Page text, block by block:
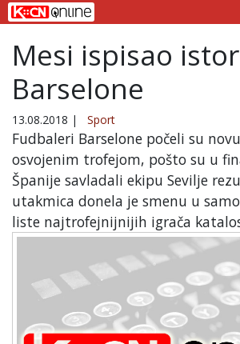
Mesi ispisao
Barselone
13.08.2018 | Sport
Fudbaleri Barselone počeli su
osvojenim trofejom, pošto su u
Španije savladali ekipu Sevilje
utakmica donela je smenu u
liste najtrofejnijnijih igrača